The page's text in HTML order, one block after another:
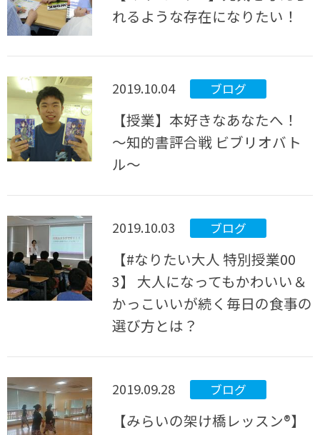
れるような存在になりたい！
2019.10.04 ブログ
【授業】本好きなあなたへ！
～知的書評合戦 ビブリオバト
ル～
2019.10.03 ブログ
【#なりたい大人 特別授業00
3】 大人になってもかわいい＆
かっこいいが続く毎日の食事の
選び方とは？
2019.09.28 ブログ
【みらいの架け橋レッスン®】